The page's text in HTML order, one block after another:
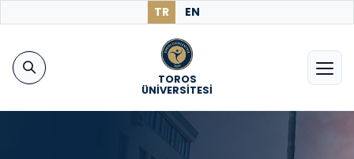
TR EN
TOROS
ÜNİVERSİTESİ